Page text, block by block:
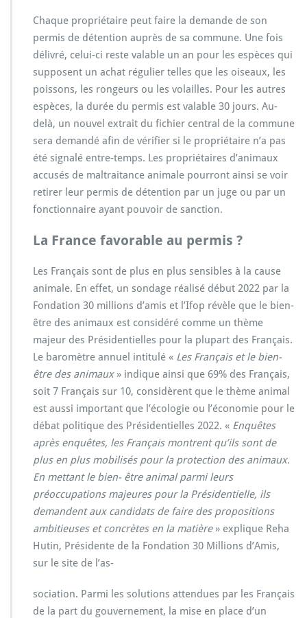
Chaque propriétaire peut faire la demande de son
permis de détention auprès de sa commune. Une fois
délivré, celui-ci reste valable un an pour les espèces qui
supposent un achat régulier telles que les oiseaux, les
poissons, les rongeurs ou les volailles. Pour les autres
espèces, la durée du permis est valable 30 jours. Au-
delà, un nouvel extrait du fichier central de la commune
sera demandé afin de vérifier si le propriétaire n’a pas
été signalé entre-temps. Les propriétaires d’animaux
accusés de maltraitance animale pourront ainsi se voir
retirer leur permis de détention par un juge ou par un
fonctionnaire ayant pouvoir de sanction.
La France favorable au permis ?
Les Français sont de plus en plus sensibles à la cause
animale. En effet, un sondage réalisé début 2022 par la
Fondation 30 millions d’amis et l’Ifop révèle que le bien-
être des animaux est considéré comme un thème
majeur des Présidentielles pour la plupart des Français.
Le baromètre annuel intitulé « Les Français et le bien-
être des animaux» indique ainsi que 69% des Français,
soit 7 Français sur 10, considèrent que le thème animal
est aussi important que l’écologie ou l’économie pour le
débat politique des Présidentielles 2022. « Enquêtes
après enquêtes, les Français montrent qu’ils sont de
plus en plus mobilisés pour la protection des animaux.
En mettant le bien- être animal parmi leurs
préoccupations majeures pour la Présidentielle, ils
demandent aux candidats de faire des propositions
ambitieuses et concrètes en la matière» explique Reha
Hutin, Présidente de la Fondation 30 Millions d’Amis,
sur le site de l’as-
sociation. Parmi les solutions attendues par les Français
de la part du gouvernement, la mise en place d’un